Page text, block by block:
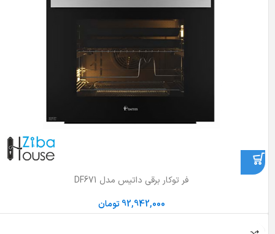
فر توکار برقی داتیس مدل DF671
92,942,000 تومان